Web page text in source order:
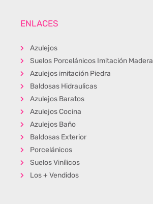
ENLACES
Azulejos
Suelos Porcelánicos Imitación Madera
Azulejos imitación Piedra
Baldosas Hidraulicas
Azulejos Baratos
Azulejos Cocina
Azulejos Baño
Baldosas Exterior
Porcelánicos
Suelos Vinílicos
Los + Vendidos